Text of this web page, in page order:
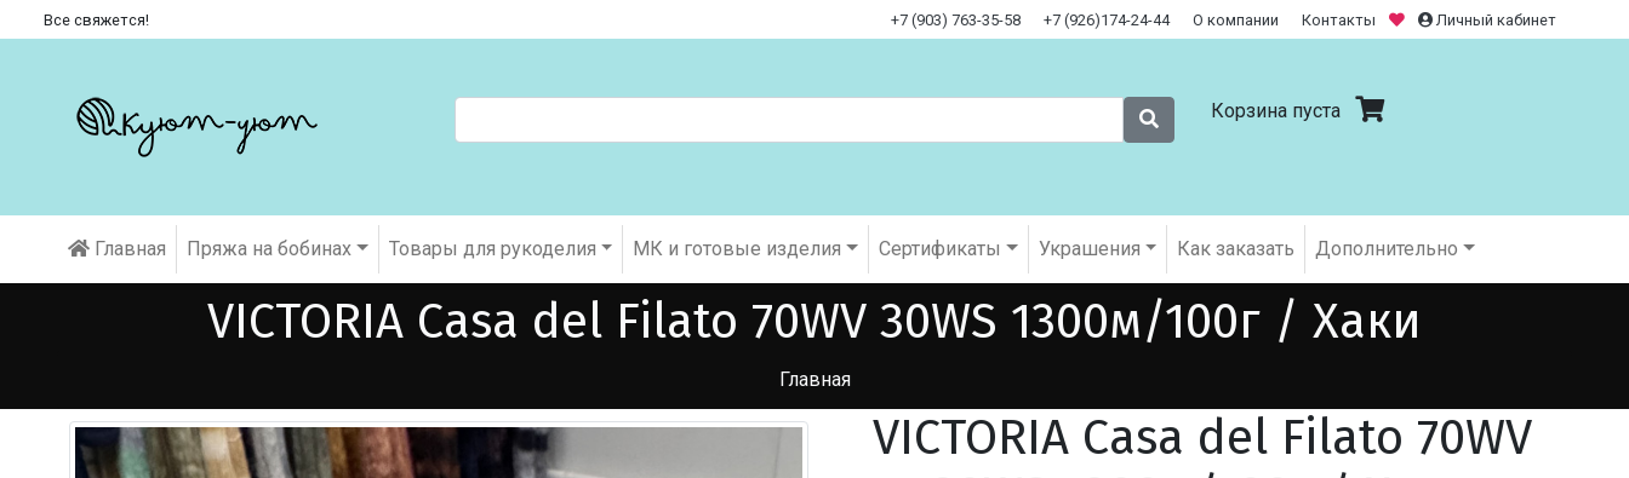
Все свяжется! +7 (903) 763-35-58 +7 (926)174-24-44 О компании Контакты Личный кабинет
Корзина пуста
Главная Пряжа на бобинах Товары для рукоделия МК и готовые изделия Cертификаты Украшения Как заказать Дополнительно
VICTORIA Casa del Filato 70WV 30WS 1300м/100г / Хаки
Главная
VICTORIA Casa del Filato 70WV